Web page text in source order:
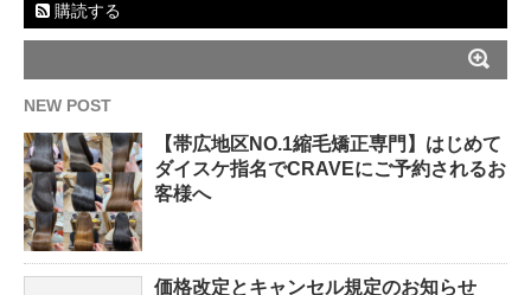
購読する
NEW POST
【帯広地区NO.1縮毛矯正専門】はじめて
ダイスケ指名でCRAVEにご予約されるお
客様へ
価格改定とキャンセル規定のお知らせ